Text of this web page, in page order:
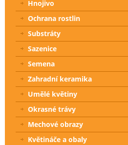
Hnojivo
Ochrana rostlin
Substráty
Sazenice
Semena
Zahradní keramika
Umělé květiny
Okrasné trávy
Mechové obrazy
Květináče a obaly